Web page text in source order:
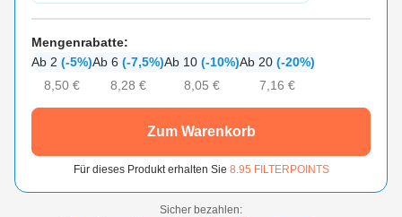
Mengenrabatte:
Ab 2 (-5%)
8,50 €
Ab 6 (-7,5%)
8,28 €
Ab 10 (-10%)
8,05 €
Ab 20 (-20%)
7,16 €
Zum Warenkorb
Für dieses Produkt erhalten Sie 8.95 FILTERPOINTS
Sicher bezahlen: